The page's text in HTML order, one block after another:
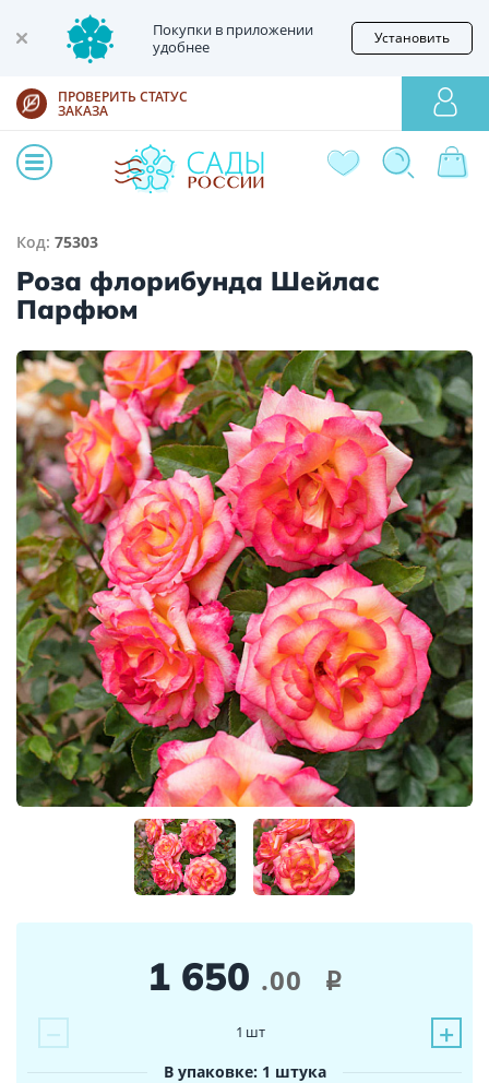
Покупки в приложении
удобнее
Установить
ПРОВЕРИТЬ СТАТУС
ЗАКАЗА
Код: 75303
Роза флорибунда Шейлас
Парфюм
1 650 .00 i
− +
1 шт
В упаковке: 1 штука